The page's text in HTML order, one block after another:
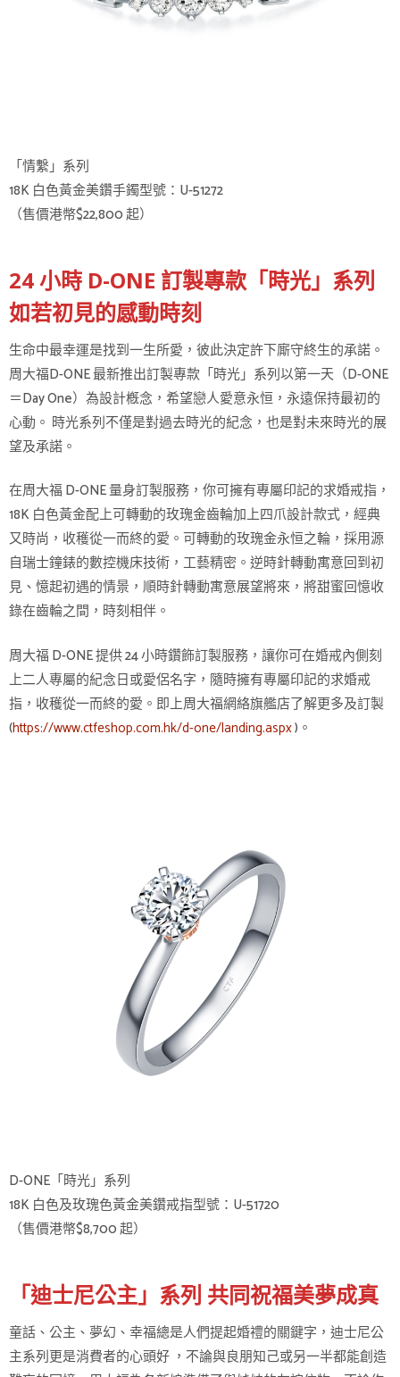
「情繫」系列
18K 白色黃金美鑽手鐲型號：U-51272
（售價港幣$22,800 起）
24 小時 D-ONE 訂製專款「時光」系列
如若初見的感動時刻
生命中最幸運是找到一生所愛，彼此決定許下廝守終生的承諾。
周大福D-ONE 最新推出訂製專款「時光」系列以第一天（D-ONE
＝Day One）為設計槪念，希望戀人愛意永恒，永遠保持最初的
心動。 時光系列不僅是對過去時光的紀念，也是對未來時光的展
望及承諾。
在周大福 D-ONE 量身訂製服務，你可擁有專屬印記的求婚戒指，
18K 白色黃金配上可轉動的玫瑰金齒輪加上四爪設計款式，經典
又時尚，收穫從一而終的愛。可轉動的玫瑰金永恒之輪，採用源
自瑞士鐘錶的數控機床技術，工藝精密。逆時針轉動寓意回到初
見、憶起初遇的情景，順時針轉動寓意展望將來，將甜蜜回憶收
錄在齒輪之間，時刻相伴。
周大福 D-ONE 提供 24 小時鑽飾訂製服務，讓你可在婚戒內側刻
上二人專屬的紀念日或愛侶名字，隨時擁有專屬印記的求婚戒
指，收穫從一而終的愛。即上周大福網絡旗艦店了解更多及訂製
(https://www.ctfeshop.com.hk/d-one/landing.aspx)。
D-ONE「時光」系列
18K 白色及玫瑰色黃金美鑽戒指型號：U-51720
（售價港幣$8,700 起）
「迪士尼公主」系列 共同祝福美夢成真
童話、公主、夢幻、幸福總是人們提起婚禮的關鍵字，迪士尼公
主系列更是消費者的心頭好 ，不論與良朋知己或另一半都能創造